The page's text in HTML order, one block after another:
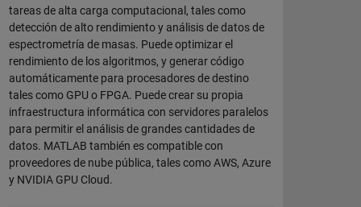
tareas de alta carga computacional, tales como
detección de alto rendimiento y análisis de datos de
espectrometría de masas. Puede optimizar el
rendimiento de los algoritmos, y generar código
automáticamente para procesadores de destino
tales como GPU o FPGA. Puede crear su propia
infraestructura informática con servidores paralelos
para permitir el análisis de grandes cantidades de
datos. MATLAB también es compatible con
proveedores de nube pública, tales como AWS, Azure
y NVIDIA GPU Cloud.